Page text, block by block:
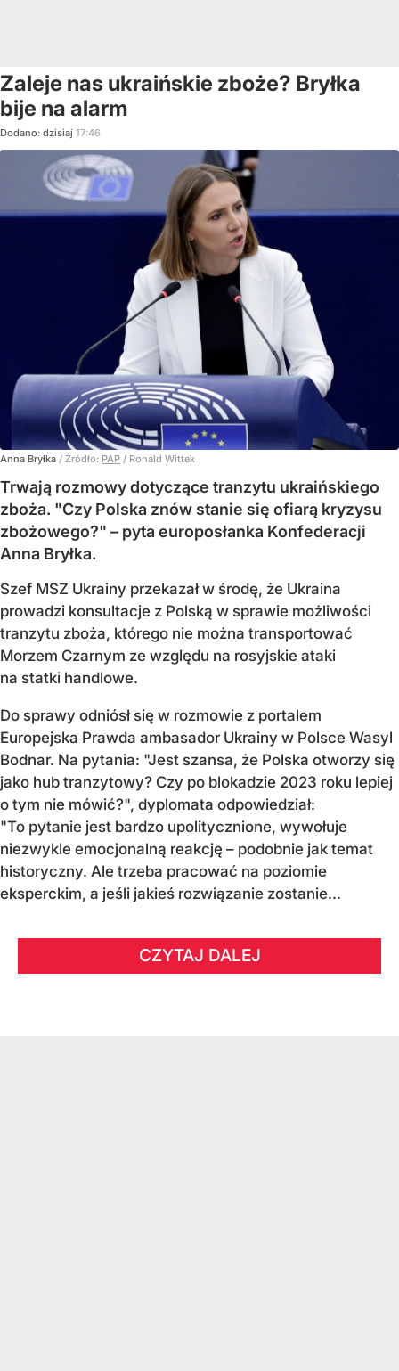
Zaleje nas ukraińskie zboże? Bryłka
bije na alarm
Dodano: dzisiaj 17:46
Anna Bryłka / Źródło: PAP / Ronald Wittek
Trwają rozmowy dotyczące tranzytu ukraińskiego
zboża. "Czy Polska znów stanie się ofiarą kryzysu
zbożowego?" – pyta europosłanka Konfederacji
Anna Bryłka.
Szef MSZ Ukrainy przekazał w środę, że Ukraina
prowadzi konsultacje z Polską w sprawie możliwości
tranzytu zboża, którego nie można transportować
Morzem Czarnym ze względu na rosyjskie ataki
na statki handlowe.
Do sprawy odniósł się w rozmowie z portalem
Europejska Prawda ambasador Ukrainy w Polsce Wasyl
Bodnar. Na pytania: "Jest szansa, że Polska otworzy się
jako hub tranzytowy? Czy po blokadzie 2023 roku lepiej
o tym nie mówić?", dyplomata odpowiedział:
"To pytanie jest bardzo upolitycznione, wywołuje
niezwykle emocjonalną reakcję – podobnie jak temat
historyczny. Ale trzeba pracować na poziomie
eksperckim, a jeśli jakieś rozwiązanie zostanie...
CZYTAJ DALEJ